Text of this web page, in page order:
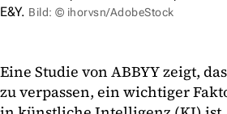
E&Y. Bild: © ihorvsn/AdobeStock
Eine Studie von ABBYY zeigt,
zu verpassen, ein wichtiger